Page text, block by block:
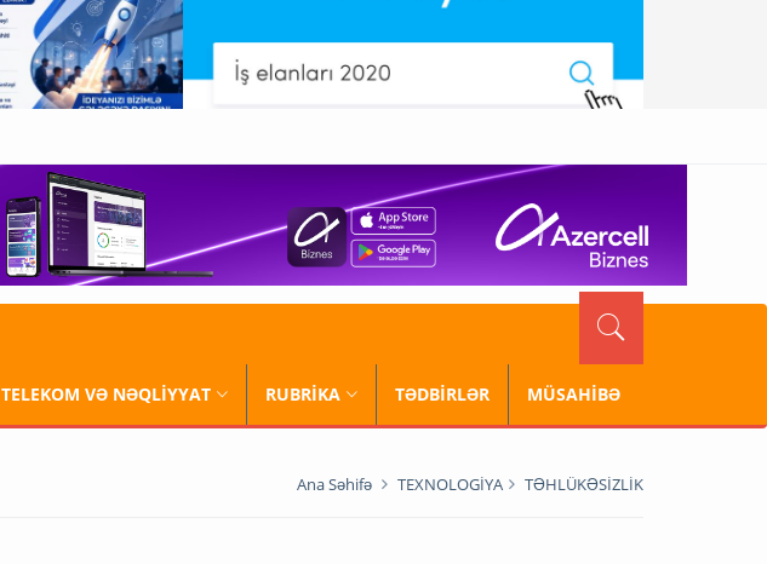
TELEKOM VƏ NƏQLİYYAT RUBRİKA TƏDBİRLƏR MÜSAHİBƏ
Ana Səhifə TEXNOLOGİYA TƏHLÜKƏSİZLİK